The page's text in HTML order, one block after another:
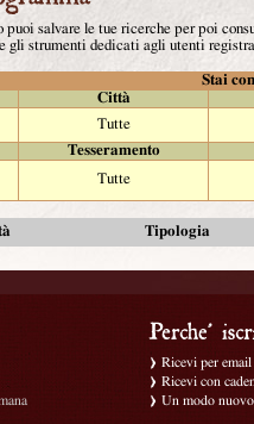
salvare le tue ricerche per poi
gli strumenti dedicati agli utenti
Stai
Città
Tutte
Tesseramento
Tutte
Tipologia
Ricevi per
Ricevi con
Un modo